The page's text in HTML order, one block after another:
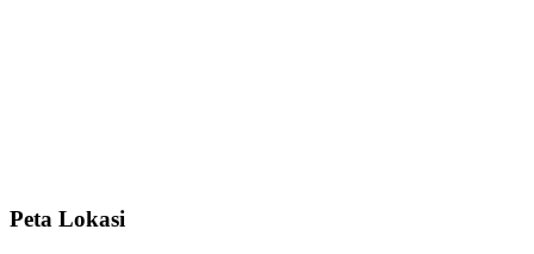
Peta Lokasi